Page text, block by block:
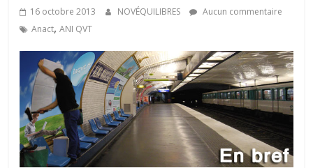
16 octobre 2013 NOVÉQUILIBRES
Aucun commentaire
Anact,ANI QVT